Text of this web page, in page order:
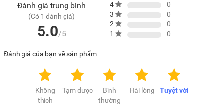
Đánh giá trung bình
(Có 1 đánh giá)
5.0/5
4
0
3
0
2
0
1
0
Đánh giá của bạn về sản phẩm
Tuyệt vời
Hài lòng
Bình
thường
Tạm được
Không
thích